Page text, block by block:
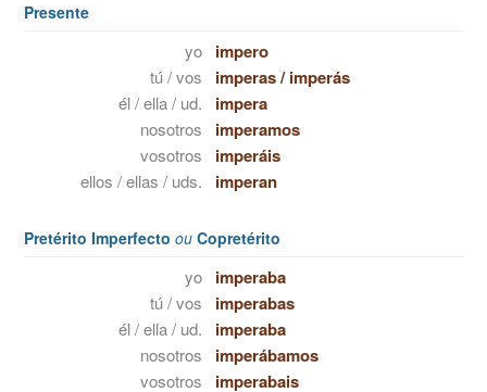
Presente
yo impero
tú / vos imperas/imperás
él / ella / ud. impera
nosotros imperamos
vosotros imperáis
ellos / ellas / uds. imperan
Pretérito Imperfecto ou Copretérito
yo imperaba
tú / vos imperabas
él / ella / ud. imperaba
nosotros imperábamos
vosotros imperabais